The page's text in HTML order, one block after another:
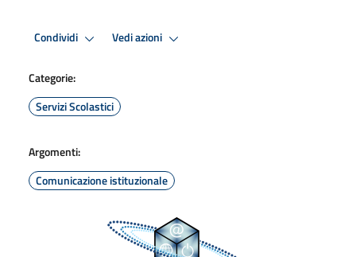
Condividi Vedi azioni
Categorie:
Servizi Scolastici
Argomenti:
Comunicazione istituzionale